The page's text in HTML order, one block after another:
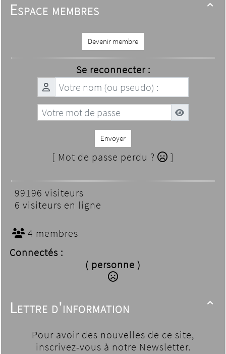

Espace membres
Devenir membre
Se reconnecter :
Envoyer
[ Mot de passe perdu ? ]
99196 visiteurs
6 visiteurs en ligne
4 membres
Connectés :
( personne )

Lettre d'information
Pour avoir des nouvelles de ce site,
inscrivez-vous à notre Newsletter.